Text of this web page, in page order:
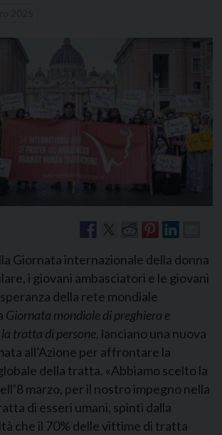
Giornata internazionale della donna
i giovani ambasciatori e le giovani
della rete mondiale
Giornata mondiale di preghiera e
tratta di persone, lanciano una nuova
all’Azione per affrontare la
della tratta. «Abbiamo scelto la
marzo, per il nostro impegno nella
di esseri umani, spinti dalla
che il 70% delle vittime di tratta